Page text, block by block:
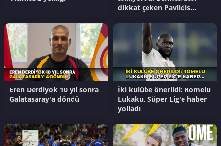
dikkat çeken Pavlidis
Eren Derdiyok 10 yıl sonra
Galatasaray'a döndü
İki kulübe önerildi: Romelu
Lukaku, Süper Lig'e haber
yolladı